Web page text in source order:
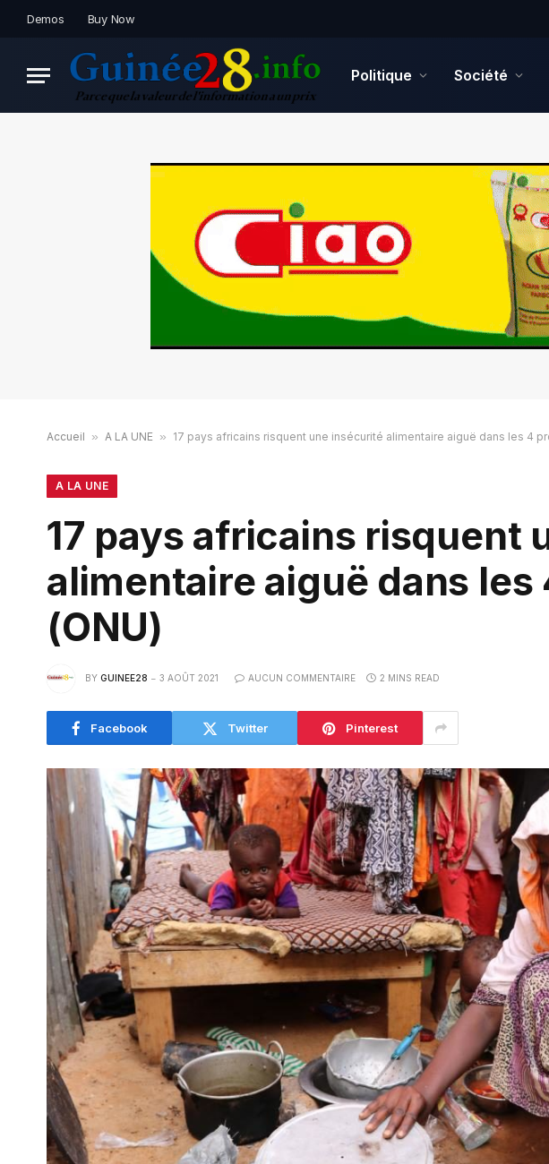
Demos Buy Now
Politique Société
Accueil » A LA UNE » 17 pays africains risquent une insécurité alimentaire aiguë dans les 4
A LA UNE
17 pays africains risquent
alimentaire aiguë dans
(ONU)
BY GUINEE28 3 AOÛT 2021 AUCUN COMMENTAIRE 2 MINS READ
Facebook Twitter Pinterest